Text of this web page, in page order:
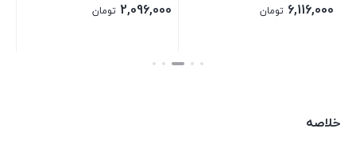
6,116,000 تومان 2,096,000 تومان
بستن
خلاصه